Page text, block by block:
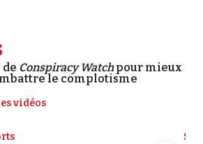
de Conspiracy Watchpour mieux
le complotisme
vidéos